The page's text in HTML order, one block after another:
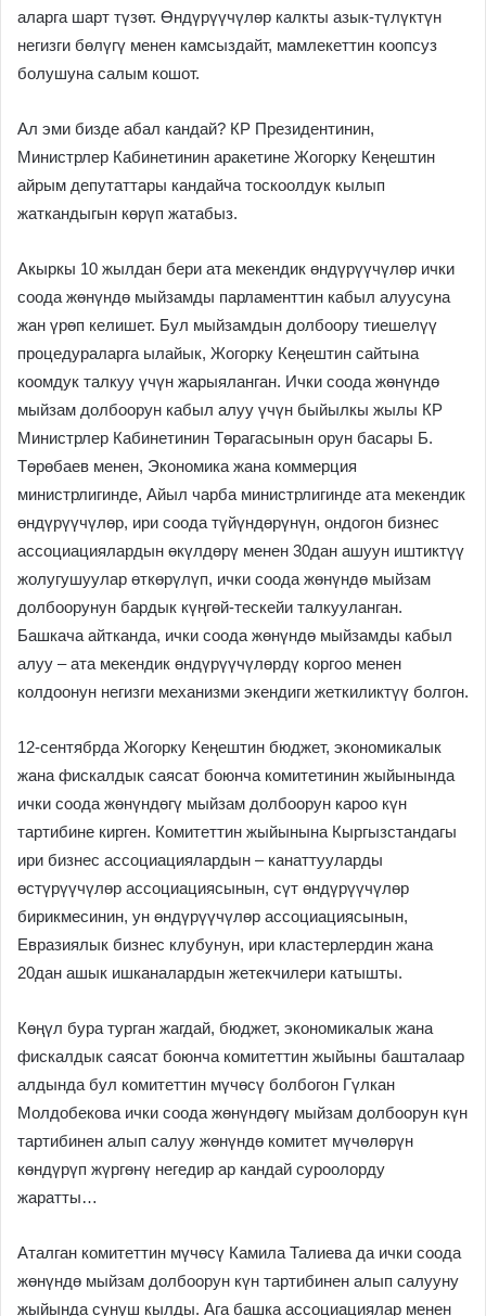
аларга шарт түзөт. Өндүрүүчүлөр калкты азык-түлүктүн
негизги бөлүгү менен камсыздайт, мамлекеттин коопсуз
болушуна салым кошот.
Ал эми бизде абал кандай? КР Президентинин,
Министрлер Кабинетинин аракетине Жогорку Кеңештин
айрым депутаттары кандайча тоскоолдук кылып
жаткандыгын көрүп жатабыз.
Акыркы 10 жылдан бери ата мекендик өндүрүүчүлөр ички
соода жөнүндө мыйзамды парламенттин кабыл алуусуна
жан үрөп келишет. Бул мыйзамдын долбоору тиешелүү
процедураларга ылайык, Жогорку Кеңештин сайтына
коомдук талкуу үчүн жарыяланган. Ички соода жөнүндө
мыйзам долбоорун кабыл алуу үчүн быйылкы жылы КР
Министрлер Кабинетинин Төрагасынын орун басары Б.
Төрөбаев менен, Экономика жана коммерция
министрлигинде, Айыл чарба министрлигинде ата мекендик
өндүрүүчүлөр, ири соода түйүндөрүнүн, ондогон бизнес
ассоциациялардын өкүлдөрү менен 30дан ашуун иштиктүү
жолугушуулар өткөрүлүп, ички соода жөнүндө мыйзам
долбоорунун бардык күңгөй-тескейи талкууланган.
Башкача айтканда, ички соода жөнүндө мыйзамды кабыл
алуу – ата мекендик өндүрүүчүлөрдү коргоо менен
колдоонун негизги механизми экендиги жеткиликтүү болгон.
12-сентябрда Жогорку Кеңештин бюджет, экономикалык
жана фискалдык саясат боюнча комитетинин жыйынында
ички соода жөнүндөгү мыйзам долбоорун кароо күн
тартибине кирген. Комитеттин жыйынына Кыргызстандагы
ири бизнес ассоциациялардын – канаттууларды
өстүрүүчүлөр ассоциациясынын, сүт өндүрүүчүлөр
бирикмесинин, ун өндүрүүчүлөр ассоциациясынын,
Евразиялык бизнес клубунун, ири кластерлердин жана
20дан ашык ишканалардын жетекчилери катышты.
Көңүл бура турган жагдай, бюджет, экономикалык жана
фискалдык саясат боюнча комитеттин жыйыны башталаар
алдында бул комитеттин мүчөсү болбогон Гүлкан
Молдобекова ички соода жөнүндөгү мыйзам долбоорун күн
тартибинен алып салуу жөнүндө комитет мүчөлөрүн
көндүрүп жүргөнү негедир ар кандай суроолорду
жаратты…
Аталган комитеттин мүчөсү Камила Талиева да ички соода
жөнүндө мыйзам долбоорун күн тартибинен алып салууну
жыйында сунуш кылды. Ага башка ассоциациялар менен